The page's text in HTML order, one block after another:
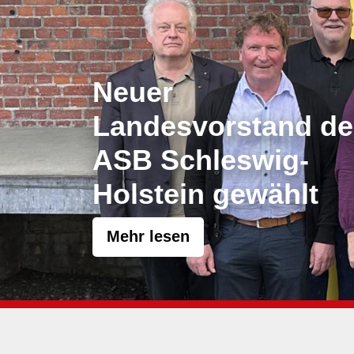
Dein FSJ beim
Jetzt informieren und
mitmachen